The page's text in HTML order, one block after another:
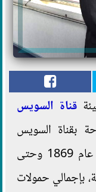
قناة السويس
بقناة السويس
سجلت منذ افتتاحها في 17 نوفمبر عام 1869 وحتى
مليون سفينة، بإجمالي حمولات